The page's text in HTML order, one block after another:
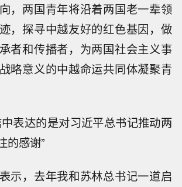
，两国青年将沿着两国老一辈领
，探寻中越友好的红色基因，做
者和传播者，为两国社会主义事
略意义的中越命运共同体凝聚青
表达的是对习近平总书记推动两
的感谢”
示，去年我和苏林总书记一道启